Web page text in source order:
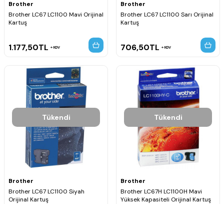
Brother
Brother LC67 LC1100 Mavi Orijinal
Kartuş
1.177,50TL KDV
Brother
Brother LC67 LC1100 Sarı Orijinal
Kartuş
706,50TL KDV
Tükendi
Brother
Brother LC67 LC1100 Siyah
Orijinal Kartuş
Tükendi
Brother
Brother LC67H LC1100H Mavi
Yüksek Kapasiteli Orijinal Kartuş